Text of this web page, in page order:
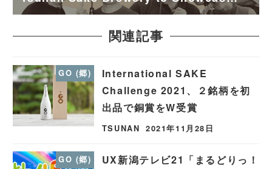
関連記事
GO (郷)
International SAKE
Challenge 2021、２銘柄を初
出品で銅賞をW受賞
TSUNAN 2021年11月28日
GO (郷)
UX新潟テレビ21「まるどりっ！